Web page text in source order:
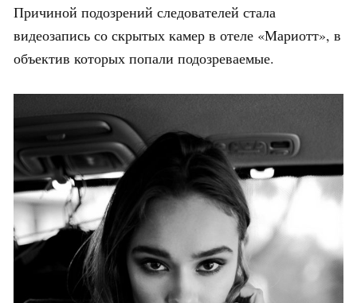
Причиной подозрений следователей стала
видеозапись со скрытых камер в отеле «Мариотт», в
объектив которых попали подозреваемые.